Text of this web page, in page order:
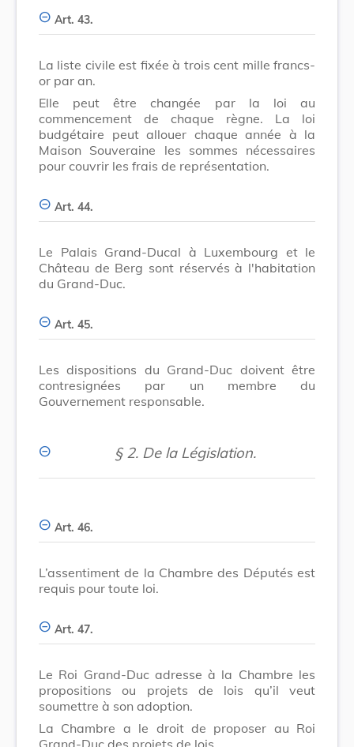
Art. 43.
La liste civile est fixée à trois cent mille francs-
or par an.
Elle peut être changée par la loi au
commencement de chaque règne. La loi
budgétaire peut allouer chaque année à la
Maison Souveraine les sommes nécessaires
pour couvrir les frais de représentation.
Art. 44.
Le Palais Grand-Ducal à Luxembourg et le
Château de Berg sont réservés à l'habitation
du Grand-Duc.
Art. 45.
Les dispositions du Grand-Duc doivent être
contresignées par un membre du
Gouvernement responsable.
§ 2. De la Législation.
Art. 46.
L’assentiment de la Chambre des Députés est
requis pour toute loi.
Art. 47.
Le Roi Grand-Duc adresse à la Chambre les
propositions ou projets de lois qu’il veut
soumettre à son adoption.
La Chambre a le droit de proposer au Roi
Grand-Duc des projets de lois.